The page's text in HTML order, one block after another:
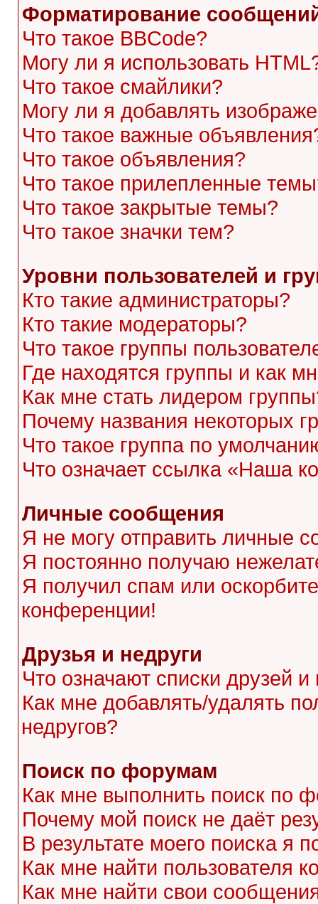
Форматирование
Что такое BBCode?
Могу ли я использовать
Что такое смайлики?
Могу ли я добавлять
Что такое важные
Что такое объявления?
Что такое прилепленные
Что такое закрытые темы?
Что такое значки тем?
Уровни пользователей и
Кто такие администраторы?
Кто такие модераторы?
Что такое группы
Где находятся группы и как
Как мне стать лидером
Почему названия некоторых
Что такое группа по
Что означает ссылка «Наша
Личные сообщения
Я не могу отправить личные
Я постоянно получаю
Я получил спам или
конференции!
Друзья и недруги
Что означают списки друзей и
Как мне добавлять/удалять
недругов?
Поиск по форумам
Как мне выполнить поиск по
Почему мой поиск не даёт
В результате моего поиска я
Как мне найти пользователя
Как мне найти свои